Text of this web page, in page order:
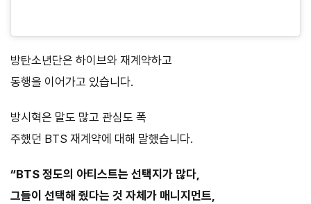
방탄소년단은 하이브와 재계약하고
동행을 이어가고 있습니다.
방시혁은 말도 많고 관심도 폭
주했던 BTS 재계약에 대해 말했습니다.
“BTS 정도의 아티스트는 선택지가 많다,
그들이 선택해 줬다는 것 자체가 매니지먼트,